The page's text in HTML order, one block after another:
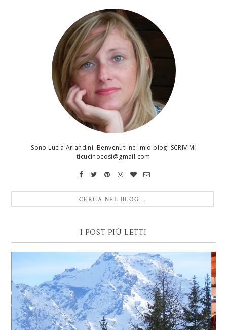
Sono Lucia Arlandini. Benvenuti nel mio blog! SCRIVIMI
ticucinocosi@gmail.com
I POST PIÙ LETTI